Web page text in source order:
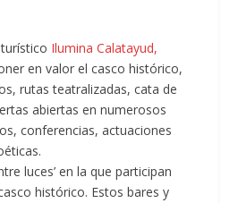
Ilumina Calatayud,
en valor el casco histórico,
rutas teatralizadas, cata de
abiertas en numerosos
conferencias, actuaciones
luces’ en la que participan
histórico. Estos bares y